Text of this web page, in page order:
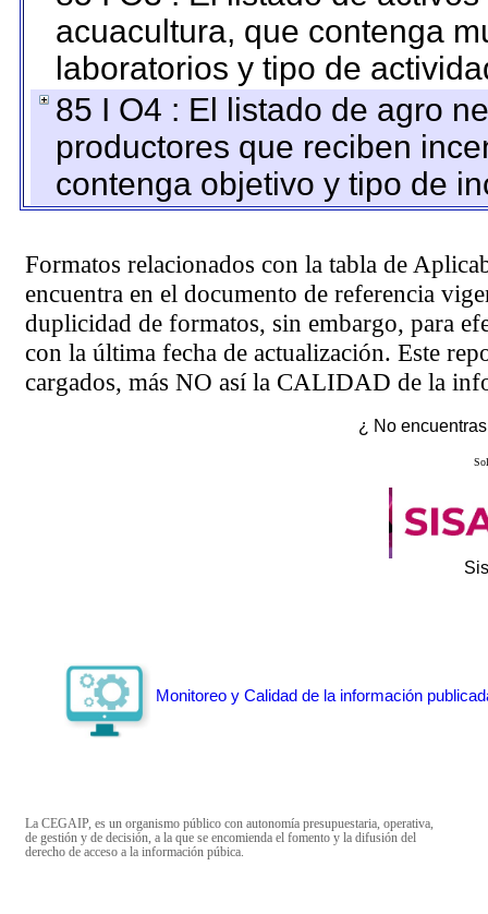
acuacultura, que contenga
laboratorios y tipo de
85 I O4 : El listado de agro
productores que reciben
contenga objetivo y tipo de
Formatos relacionados con la tabla de
encuentra en el documento de referencia
duplicidad de formatos, sin embargo, para
con la última fecha de actualización. Este
cargados, más NO así la CALIDAD de la
¿ No
Monitoreo y Calidad de la información
La CEGAIP, es un organismo público con autonomía presupuestaria, operativa,
de gestión y de decisión, a la que se encomienda el fomento y la difusión del
derecho de acceso a la información púbica.